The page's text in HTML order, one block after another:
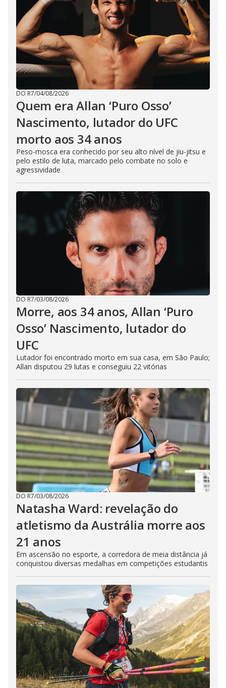
DO R7/04/08/2026
Quem era Allan ‘Puro Osso’
Nascimento, lutador do UFC
morto aos 34 anos
Peso-mosca era conhecido por seu alto nível de jiu-jitsu e
pelo estilo de luta, marcado pelo combate no solo e
agressividade
DO R7/03/08/2026
Morre, aos 34 anos, Allan ‘Puro
Osso’ Nascimento, lutador do
UFC
Lutador foi encontrado morto em sua casa, em São Paulo;
Allan disputou 29 lutas e conseguiu 22 vitórias
DO R7/03/08/2026
Natasha Ward: revelação do
atletismo da Austrália morre aos
21 anos
Em ascensão no esporte, a corredora de meia distância já
conquistou diversas medalhas em competições estudantis